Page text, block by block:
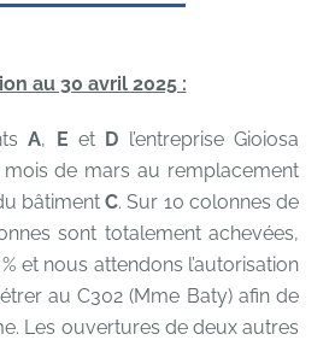
au 30 avril 2025 :
A, E et D l’entreprise Gioiosa
de mars au remplacement
bâtiment C. Sur 10 colonnes de
sont totalement achevées,
et nous attendons l’autorisation
au C302 (Mme Baty) afin de
Les ouvertures de deux autres